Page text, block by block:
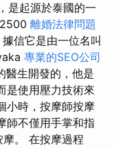
是起源於泰國的一
2500 離婚法律問題
據信它是由一位名叫
專業的SEO公司
醫生開發的，他是
是使用壓力技術來
小時，按摩師按摩
師不僅用手掌和指
。 在按摩過程